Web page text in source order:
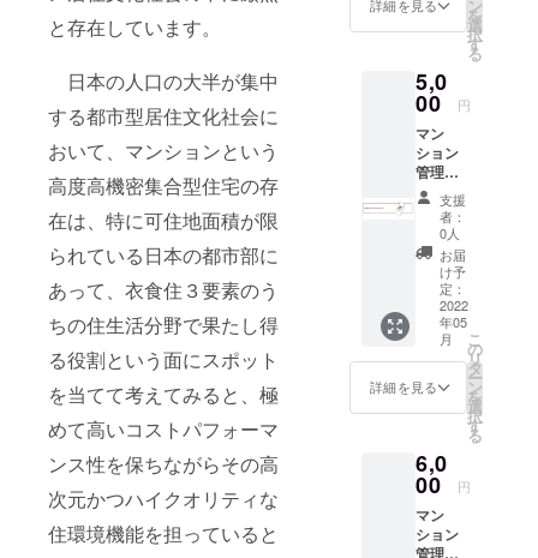
と存在しています。
日本の人口の大半が集中
する都市型居住文化社会に
おいて、マンションという
高度高機密集合型住宅の存
在は、特に可住地面積が限
られている日本の都市部に
あって、衣食住３要素のう
ちの住生活分野で果たし得
る役割という面にスポット
を当てて考えてみると、極
めて高いコストパフォーマ
ンス性を保ちながらその高
次元かつハイクオリティな
住環境機能を担っていると
を含む。）
（キャリ
ア）】
熊本県庁に
３８年間在
【県庁時代
集落内開発
条例（☞い
わゆる街づ
くり条例）
る規則・ガ
イドライ
ン・手引き
の策定公
詳細を見る ン
を
選
択
す
る
5,0
00 円
マン
ション
管理
士.com
オリジ
ナルi
phone
カバー
（ハー
ド） -対
応機
種：
iphone1
3
支援
者：
0人
お届
け予
定：
2022
年05
月
詳細を見る
こ
の
リ
タ
ー
ン
を
選
択
す
る
6,0
00 円
マン
ション
管理